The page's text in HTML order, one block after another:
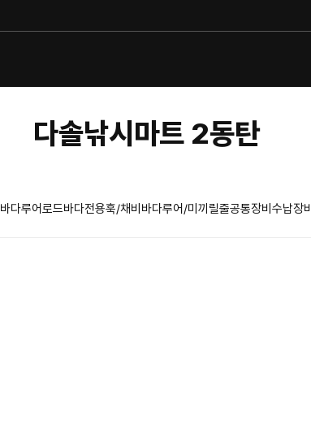
다솔낚시마트 2동탄
바다루어로드바다전용훅/채비 바다루어/미끼 릴줄공통장비 수납장비